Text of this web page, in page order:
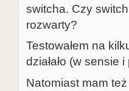
switcha. Czy
rozwarty?
Testowałem na
działało (w sensie
Natomiast mam